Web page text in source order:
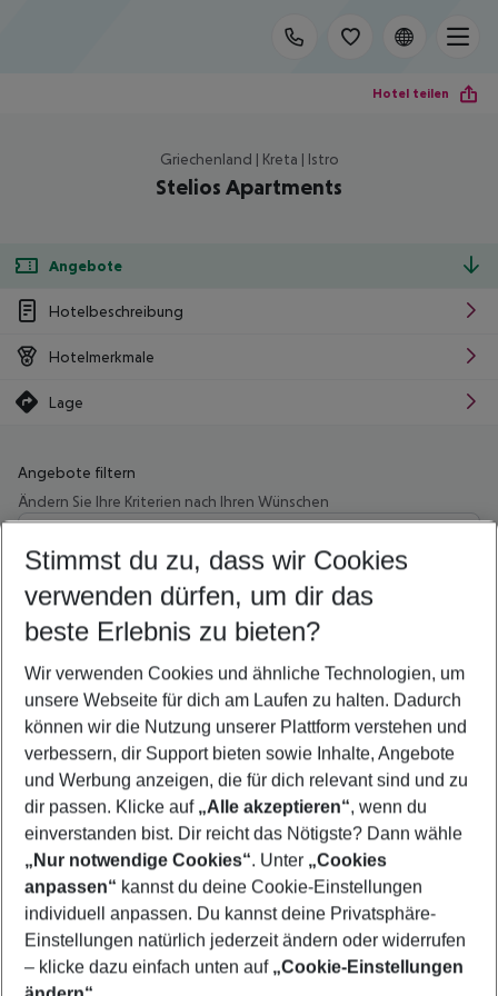
Hotel teilen
Griechenland | Kreta | Istro
Stelios Apartments
Angebote
Hotelbeschreibung
Hotelmerkmale
Lage
Angebote filtern
Ändern Sie Ihre Kriterien nach Ihren Wünschen
Beliebiger Abflughafen
Wähle deinen Reisezeitraum
5-8 Nächte
2 Erwachsene Keine Kinder
Mehr Filter anzeigen
Footer
Footer navigation
Über uns
AGB
Bestpreisgarantie
Stimmst du zu, dass wir Cookies
verwenden dürfen, um dir das
beste Erlebnis zu bieten?
Wir verwenden Cookies und ähnliche Technologien, um
unsere Webseite für dich am Laufen zu halten. Dadurch
können wir die Nutzung unserer Plattform verstehen und
verbessern, dir Support bieten sowie Inhalte, Angebote
und Werbung anzeigen, die für dich relevant sind und zu
dir passen. Klicke auf „Alle akzeptieren“, wenn du
einverstanden bist. Dir reicht das Nötigste? Dann wähle
„Nur notwendige Cookies“. Unter „Cookies
anpassen“ kannst du deine Cookie-Einstellungen
individuell anpassen. Du kannst deine Privatsphäre-
Einstellungen natürlich jederzeit ändern oder widerrufen
– klicke dazu einfach unten auf „Cookie-Einstellungen